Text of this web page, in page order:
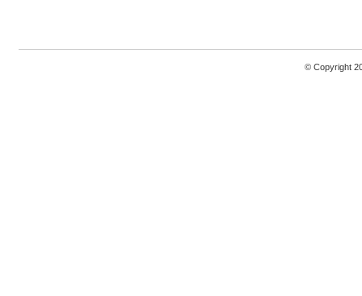
© Copyright